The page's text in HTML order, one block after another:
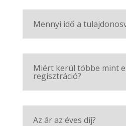
Mennyi idő a
Miért kerül többe mint
regisztráció?
Az ár az éves díj?